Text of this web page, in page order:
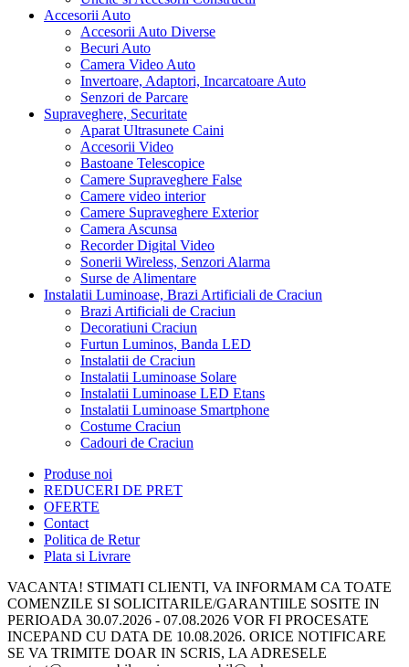
Accesorii Auto
Accesorii Auto Diverse
Becuri Auto
Camera Video Auto
Invertoare, Adaptori, Incarcatoare Auto
Senzori de Parcare
Supraveghere, Securitate
Aparat Ultrasunete Caini
Accesorii Video
Bastoane Telescopice
Camere Supraveghere False
Camere video interior
Camere Supraveghere Exterior
Camera Ascunsa
Recorder Digital Video
Sonerii Wireless, Senzori Alarma
Surse de Alimentare
Instalatii Luminoase, Brazi Artificiali de Craciun
Brazi Artificiali de Craciun
Decoratiuni Craciun
Furtun Luminos, Banda LED
Instalatii de Craciun
Instalatii Luminoase Solare
Instalatii Luminoase LED Etans
Instalatii Luminoase Smartphone
Costume Craciun
Cadouri de Craciun
Produse noi
REDUCERI DE PRET
OFERTE
Contact
Politica de Retur
Plata si Livrare
VACANTA! STIMATI CLIENTI, VA INFORMAM CA TOATE
COMENZILE SI SOLICITARILE/GARANTIILE SOSITE IN
PERIOADA 30.07.2026 - 07.08.2026 VOR FI PROCESATE
INCEPAND CU DATA DE 10.08.2026. ORICE NOTIFICARE
SE VA TRIMITE DOAR IN SCRIS, LA ADRESELE